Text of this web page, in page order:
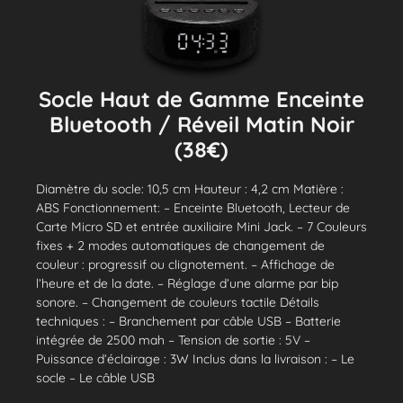
Socle Haut de Gamme Enceinte
Bluetooth / Réveil Matin Noir
(38€)
Diamètre du socle: 10,5 cm Hauteur : 4,2 cm Matière :
ABS Fonctionnement: – Enceinte Bluetooth, Lecteur de
Carte Micro SD et entrée auxiliaire Mini Jack. – 7 Couleurs
fixes + 2 modes automatiques de changement de
couleur : progressif ou clignotement. – Affichage de
l’heure et de la date. – Réglage d’une alarme par bip
sonore. – Changement de couleurs tactile Détails
techniques : – Branchement par câble USB – Batterie
intégrée de 2500 mah – Tension de sortie : 5V –
Puissance d’éclairage : 3W Inclus dans la livraison : – Le
socle – Le câble USB